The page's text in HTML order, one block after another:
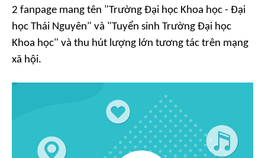
2 fanpage mang tên "Trường Đại học Khoa học - Đại
học Thái Nguyên" và "Tuyển sinh Trường Đại học
Khoa học" và thu hút lượng lớn tương tác trên mạng
xã hội.